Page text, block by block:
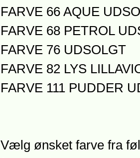
FARVE 66 AQUE
FARVE 68 PETROL
FARVE 76 UDSOLGT
FARVE 82 LYS
FARVE 111 PUDDER
Vælg ønsket farve fra